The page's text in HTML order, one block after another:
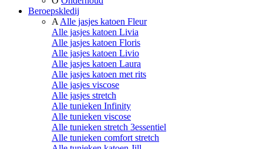
Beroepskledij
A Alle jasjes katoen Fleur
Alle jasjes katoen Livia
Alle jasjes katoen Floris
Alle jasjes katoen Livio
Alle jasjes katoen Laura
Alle jasjes katoen met rits
Alle jasjes viscose
Alle jasjes stretch
Alle tunieken Infinity
Alle tunieken viscose
Alle tunieken stretch 3essentiel
Alle tunieken comfort stretch